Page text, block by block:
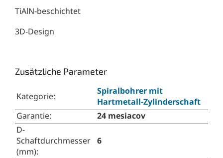
TiAlN-beschichtet
3D-Design
Zusätzliche Parameter
Kategorie:
Spiralbohrer mit
Hartmetall-Zylinderschaft
Garantie:
24 mesiacov
D-
Schaftdurchmesser
(mm):
6